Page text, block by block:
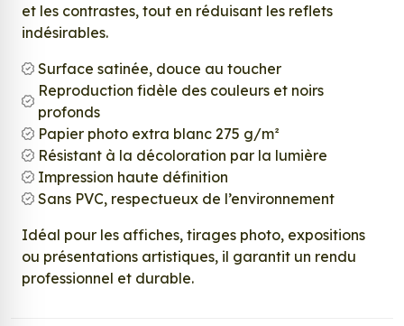
et les contrastes, tout en réduisant les reflets
indésirables.
Surface satinée, douce au toucher
Reproduction fidèle des couleurs et noirs
profonds
Papier photo extra blanc 275 g/m²
Résistant à la décoloration par la lumière
Impression haute définition
Sans PVC, respectueux de l’environnement
Idéal pour les affiches, tirages photo, expositions
ou présentations artistiques, il garantit un rendu
professionnel et durable.